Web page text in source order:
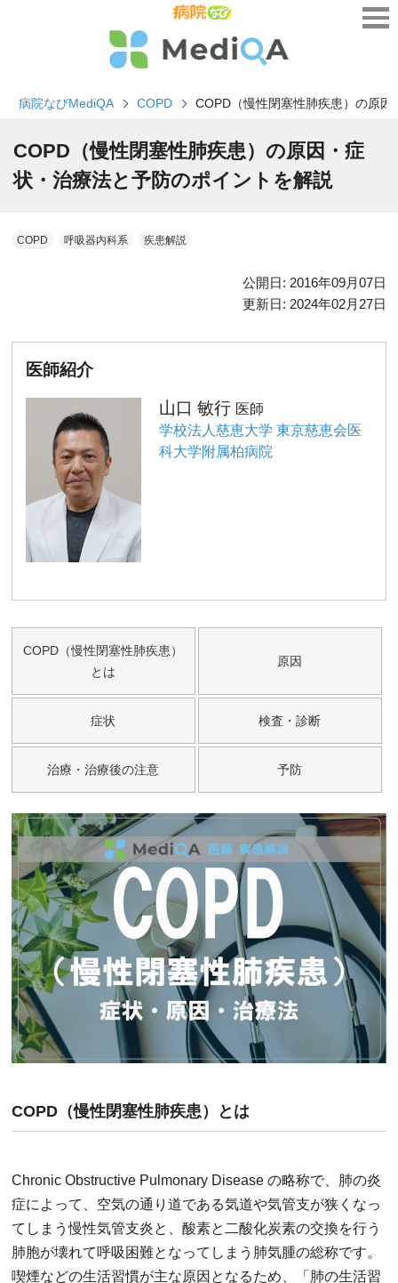
病院なびMediQA COPD COPD（慢性閉塞性肺疾患）の原
COPD（慢性閉塞性肺疾患）の原因・症
状・治療法と予防のポイントを解説
COPD 呼吸器内科系 疾患解説
公開日: 2016年09月07日
更新日: 2024年02月27日
医師紹介
山口 敏行 医師
学校法人慈恵大学 東京慈恵会医
科大学附属柏病院
COPD（慢性閉塞性肺疾患）
とは
原因
症状 検査・診断
治療・治療後の注意 予防
COPD（慢性閉塞性肺疾患）とは
Chronic Obstructive Pulmonary Disease の略称で、肺の炎
症によって、空気の通り道である気道や気管支が狭くなっ
てしまう慢性気管支炎と、酸素と二酸化炭素の交換を行う
肺胞が壊れて呼吸困難となってしまう肺気腫の総称です。
喫煙などの生活習慣が主な原因となるため、「肺の生活習